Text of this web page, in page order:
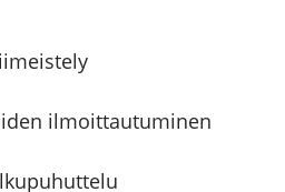
ilmoittautuminen